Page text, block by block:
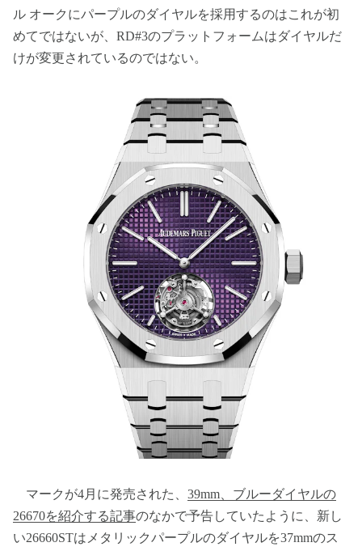
ル オークにパープルのダイヤルを採用するのはこれが初
めてではないが、RD#3のプラットフォームはダイヤルだ
けが変更されているのではない。
マークが4月に発売された、 39mm、ブルーダイヤルの
26670を紹介する記事のなかで予告していたように、新し
い26660STはメタリックパープルのダイヤルを37mmのス